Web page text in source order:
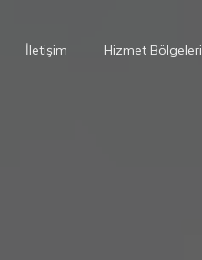
İletişim Hizmet Bölgeleri